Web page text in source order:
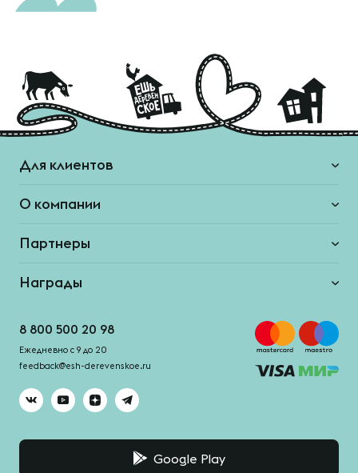
Для клиентов
О компании
Партнеры
Награды
8 800 500 20 98
Ежедневно с 9 до 20
feedback@esh-derevenskoe.ru
Google Play